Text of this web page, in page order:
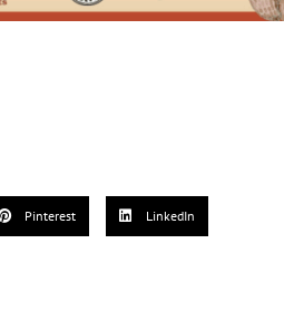
Pinterest LinkedIn